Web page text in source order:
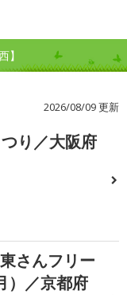
】
2026/08/09 更新
り／大阪府
さんフリー
）／京都府